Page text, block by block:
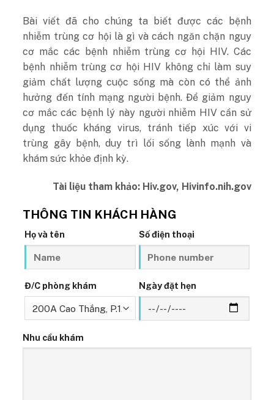
Bài viết đã cho chúng ta biết được các bệnh
nhiễm trùng cơ hội là gì và cách ngăn chặn nguy
cơ mắc các bệnh nhiễm trùng cơ hội HIV. Các
bệnh nhiễm trùng cơ hội HIV không chỉ làm suy
giảm chất lượng cuộc sống mà còn có thể ảnh
hưởng đến tính mạng người bệnh. Để giảm nguy
cơ mắc các bệnh lý này người nhiễm HIV cần sử
dụng thuốc kháng virus, tránh tiếp xúc với vi
trùng gây bệnh, duy trì lối sống lành mạnh và
khám sức khỏe định kỳ.
Tài liệu tham khảo: Hiv.gov, Hivinfo.nih.gov
THÔNG TIN KHÁCH HÀNG
Họ và tên Số điện thoại
Đ/C phòng khám Ngày đặt hẹn
Nhu cầu khám